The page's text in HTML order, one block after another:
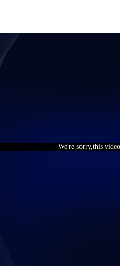
We're sorry,this